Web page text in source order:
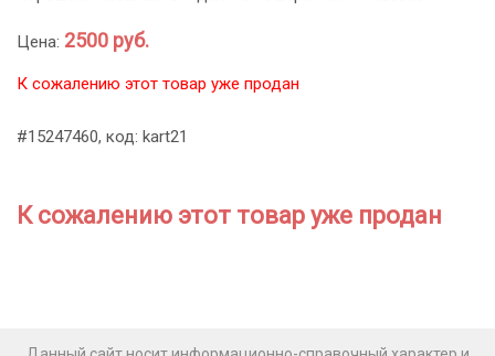
Цена: 2500 руб.
К сожалению этот товар уже продан
#15247460, код: kart21
К сожалению этот товар уже продан